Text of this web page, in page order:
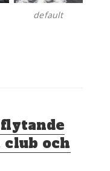
default
och